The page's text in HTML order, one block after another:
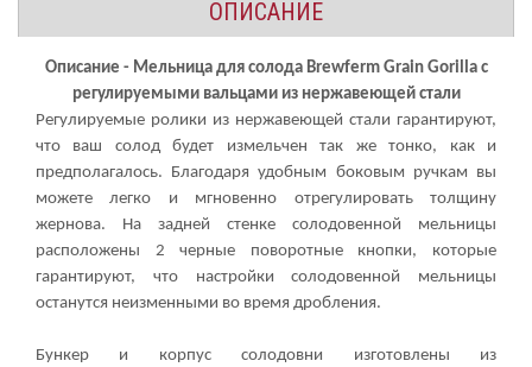
ОПИСАНИЕ
Описание - Мельница для солода Brewferm Grain Gorilla с
регулируемыми вальцами из нержавеющей стали
Регулируемые ролики из нержавеющей стали гарантируют,
что ваш солод будет измельчен так же тонко, как и
предполагалось. Благодаря удобным боковым ручкам вы
можете легко и мгновенно отрегулировать толщину
жернова. На задней стенке солодовенной мельницы
расположены 2 черные поворотные кнопки, которые
гарантируют, что настройки солодовенной мельницы
останутся неизменными во время дробления.
Бункер и корпус солодовни изготовлены из